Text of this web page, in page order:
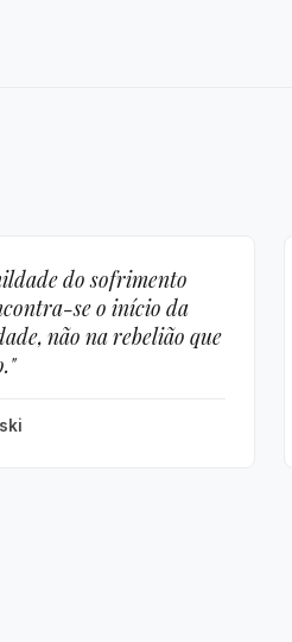
do sofrimento
se o início da
não na rebelião que